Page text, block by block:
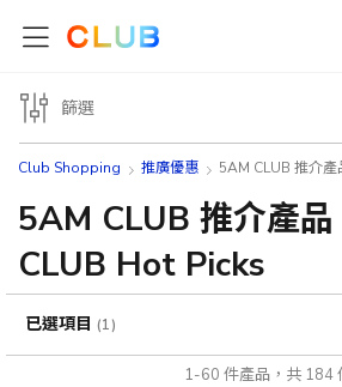
Club Shopping 推廣優惠 5AM CLUB 推介
5AM CLUB 推介產
CLUB Hot Picks
1-60 件產品，共 184
篩選
已選項目